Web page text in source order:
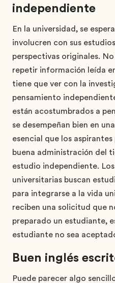
independiente
En la universidad, se
involucren con sus
perspectivas originales.
repetir información leída
tiene que ver con la
pensamiento
están acostumbrados a
se desempeñan bien en
esencial que los
buena administración del
estudio independiente.
universitarias buscan
para integrarse a la vida
reciben una solicitud que
preparado un estudiante,
estudiante no sea
Buen inglés
Puede parecer algo